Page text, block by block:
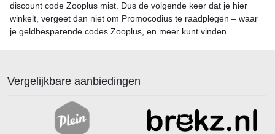
discount code Zooplus mist. Dus de volgende keer dat je hier
winkelt, vergeet dan niet om Promocodius te raadplegen – waar
je geldbesparende codes Zooplus, en meer kunt vinden.
Vergelijkbare aanbiedingen